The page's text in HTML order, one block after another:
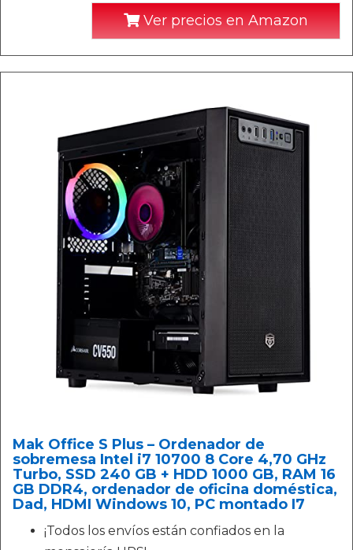
Ver precios en Amazon
Mak Office S Plus – Ordenador de
sobremesa Intel i7 10700 8 Core 4,70 GHz
Turbo, SSD 240 GB + HDD 1000 GB, RAM 16
GB DDR4, ordenador de oficina doméstica,
Dad, HDMI Windows 10, PC montado I7
¡Todos los envíos están confiados en la